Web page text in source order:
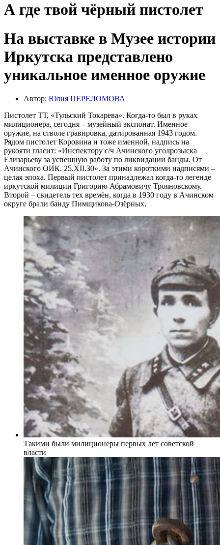
А где твой чёрный пистолет
На выставке в Музее истории
Иркутска представлено
уникальное именное оружие
Автор: Юлия ПЕРЕЛОМОВА
Пистолет ТТ, «Тульский Токарева». Когда-то был в руках
милиционера, сегодня – музейный экспонат. Именное
оружие, на стволе гравировка, датированная 1943 годом.
Рядом пистолет Коровина и тоже именной, надпись на
рукояти гласит: «Инспектору с/ч Ачинского уголрозыска
Елизарьеву за успешную работу по ликвидации банды. От
Ачинского ОИК. 25.XII.30». За этими короткими надписями –
целая эпоха. Первый пистолет принадлежал когда-то легенде
иркутской милиции Григорию Абрамовичу Трояновскому.
Второй – свидетель тех времён, когда в 1930 году в Ачинском
округе брали банду Пимщикова-Озёрных.
Такими были милиционеры первых лет советской
власти